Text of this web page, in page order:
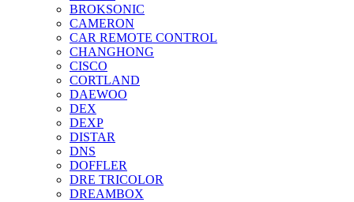
BROKSONIC
CAMERON
CAR REMOTE CONTROL
CHANGHONG
CISCO
CORTLAND
DAEWOO
DEX
DEXP
DISTAR
DNS
DOFFLER
DRE TRICOLOR
DREAMBOX